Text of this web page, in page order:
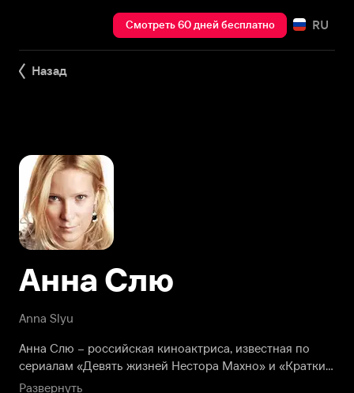
Смотреть 60 дней бесплатно RU
Назад
Anna Slyu
Анна Слю
Анна Слю – российская киноактриса, известная по
сериалам «Девять жизней Нестора Махно» и «Краткий
курс счастливой жизни».
Развернуть